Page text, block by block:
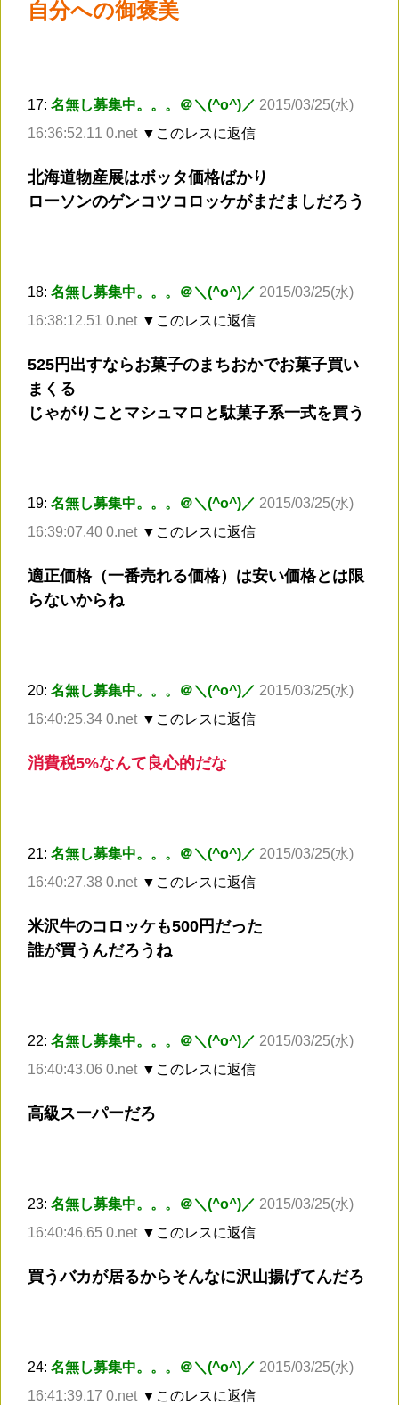
自分への御褒美
17: 名無し募集中。。。＠＼(^o^)／ 2015/03/25(水)
16:36:52.11 0.net ▼このレスに返信
北海道物産展はボッタ価格ばかり
ローソンのゲンコツコロッケがまだましだろう
18: 名無し募集中。。。＠＼(^o^)／ 2015/03/25(水)
16:38:12.51 0.net ▼このレスに返信
525円出すならお菓子のまちおかでお菓子買い
まくる
じゃがりことマシュマロと駄菓子系一式を買う
19: 名無し募集中。。。＠＼(^o^)／ 2015/03/25(水)
16:39:07.40 0.net ▼このレスに返信
適正価格（一番売れる価格）は安い価格とは限
らないからね
20: 名無し募集中。。。＠＼(^o^)／ 2015/03/25(水)
16:40:25.34 0.net ▼このレスに返信
消費税5%なんて良心的だな
21: 名無し募集中。。。＠＼(^o^)／ 2015/03/25(水)
16:40:27.38 0.net ▼このレスに返信
米沢牛のコロッケも500円だった
誰が買うんだろうね
22: 名無し募集中。。。＠＼(^o^)／ 2015/03/25(水)
16:40:43.06 0.net ▼このレスに返信
高級スーパーだろ
23: 名無し募集中。。。＠＼(^o^)／ 2015/03/25(水)
16:40:46.65 0.net ▼このレスに返信
買うバカが居るからそんなに沢山揚げてんだろ
24: 名無し募集中。。。＠＼(^o^)／ 2015/03/25(水)
16:41:39.17 0.net ▼このレスに返信